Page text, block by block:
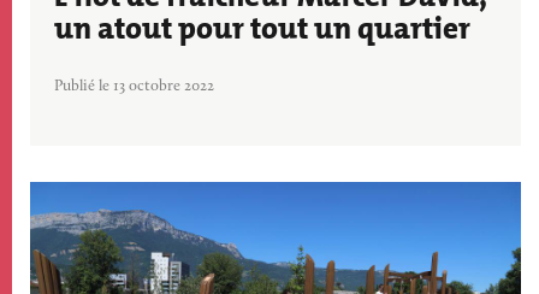
un atout pour tout un quartier
Publié le 13 octobre 2022